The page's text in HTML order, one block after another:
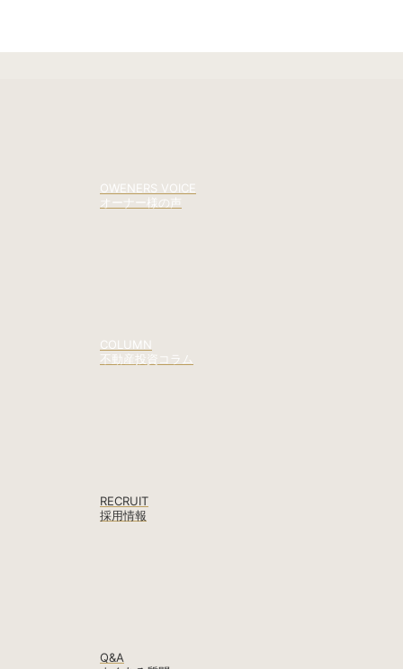
OWENERS VOICE
オーナー様の声
COLUMN
不動産投資コラム
RECRUIT
採用情報
Q&A